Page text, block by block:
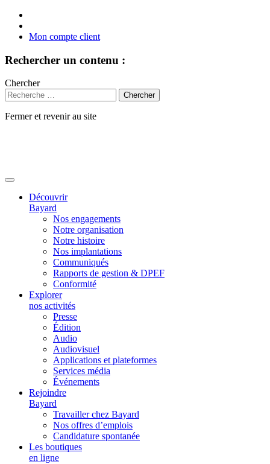
Mon compte client
Rechercher un contenu :
Chercher
Fermer et revenir au site
Découvrir
Bayard
Nos engagements
Notre organisation
Notre histoire
Nos implantations
Communiqués
Rapports de gestion & DPEF
Conformité
Explorer
nos activités
Presse
Édition
Audio
Audiovisuel
Applications et plateformes
Services média
Événements
Rejoindre
Bayard
Travailler chez Bayard
Nos offres d’emplois
Candidature spontanée
Les boutiques
en ligne